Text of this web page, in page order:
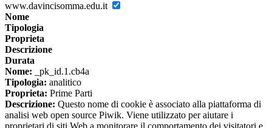
www.davincisomma.edu.it
Nome
Tipologia
Proprieta
Descrizione
Durata
Nome: _pk_id.1.cb4a
Tipologia: analitico
Proprieta: Prime Parti
Descrizione: Questo nome di cookie è associato alla piattaforma di
analisi web open source Piwik. Viene utilizzato per aiutare i